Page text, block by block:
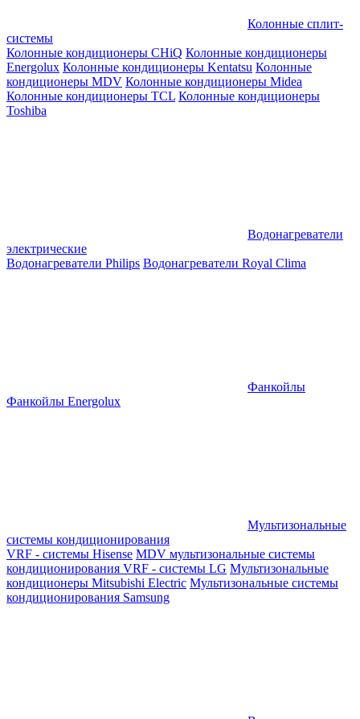
Колонные сплит-
системы
Колонные кондиционеры CHiQ Колонные кондиционеры
Energolux Колонные кондиционеры Kentatsu Колонные
кондиционеры MDV Колонные кондиционеры Midea
Колонные кондиционеры TCL Колонные кондиционеры
Toshiba
Водонагреватели
электрические
Водонагреватели Philips Водонагреватели Royal Clima
Фанкойлы
Фанкойлы Energolux
Мультизональные
системы кондиционирования
VRF - системы Hisense MDV мультизональные системы
кондиционирования VRF - системы LG Мультизональные
кондиционеры Mitsubishi Electric Мультизональные системы
кондиционирования Samsung